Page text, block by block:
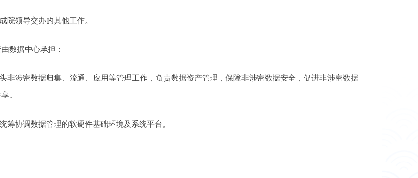
院领导交办的其他工作。
数据中心承担：
非涉密数据归集、流通、应用等管理工作，负责数据资产管理，保障非涉密数据安全，促进非涉密数据
。
筹协调数据管理的软硬件基础环境及系统平台。